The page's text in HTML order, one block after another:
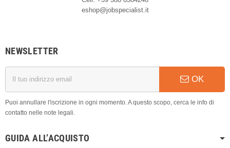
eshop@jobspecialist.it
NEWSLETTER
OK
Puoi annullare l'iscrizione in ogni momento. A questo scopo, cerca le info di
contatto nelle note legali.
GUIDA ALL’ACQUISTO